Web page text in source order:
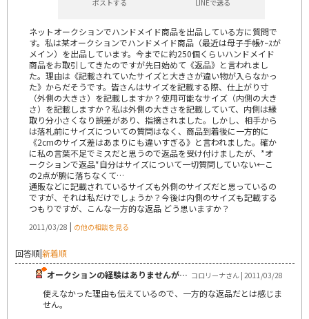
ポストする LINEで送る
ネットオークションでハンドメイド商品を出品している方に質問で
す。私は某オークションでハンドメイド商品（最近は母子手帳ｹｰｽが
メイン）を出品しています。今までに約250個くらいハンドメイド
商品をお取引してきたのですが先日始めて《返品》と言われまし
た。理由は《記載されていたサイズと大きさが違い物が入らなかっ
た》からだそうです。皆さんはサイズを記載する際、仕上がり寸
（外側の大きさ）を記載しますか？使用可能なサイズ（内側の大き
さ）を記載しますか？私は外側の大きさを記載していて、内側は縁
取り分小さくなり誤差があり、指摘されました。しかし、相手から
は落札前にサイズについての質問はなく、商品到着後に一方的に
《2cmのサイズ差はあまりにも違いすぎる》と言われました。確か
に私の言葉不足でミスだと思うので返品を受け付けましたが、*オ
ークションで返品*自分はサイズについて一切質問していない←こ
の2点が腑に落ちなくて…
通販などに記載されているサイズも外側のサイズだと思っているの
ですが、それは私だけでしょうか？今後は内側のサイズも記載する
つもりですが、こんな一方的な返品 どう思いますか？
2011/03/28 | の他の相談を見る
回答順|新着順
オークションの経験はありませんが… コロリーナさん | 2011/03/28
使えなかった理由も伝えているので、一方的な返品だとは感じま
せん。